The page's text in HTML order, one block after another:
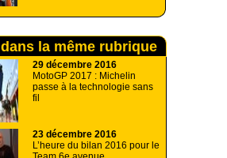
la même rubrique
29 décembre 2016
MotoGP 2017 : Michelin
passe à la technologie sans
fil
23 décembre 2016
L’heure du bilan 2016 pour le